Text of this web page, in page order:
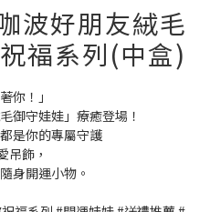
01
0
島全館滿NT$1,000免運
波好朋友絨毛
福系列(中盒)
你！」
御守娃娃」療癒登場！
是你的專屬守護
吊飾，
身開運小物。